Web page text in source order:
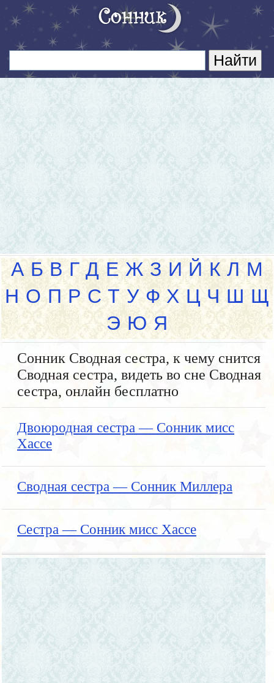
А Б В Г Д Е Ж З И Й К Л М
Н О П Р С Т У Ф Х Ц Ч Ш Щ
Э Ю Я
Сонник Сводная сестра, к чему снится
Сводная сестра, видеть во сне Сводная
сестра, онлайн бесплатно
Двоюродная сестра — Сонник мисс
Хассе
Сводная сестра — Сонник Миллера
Сестра — Сонник мисс Хассе